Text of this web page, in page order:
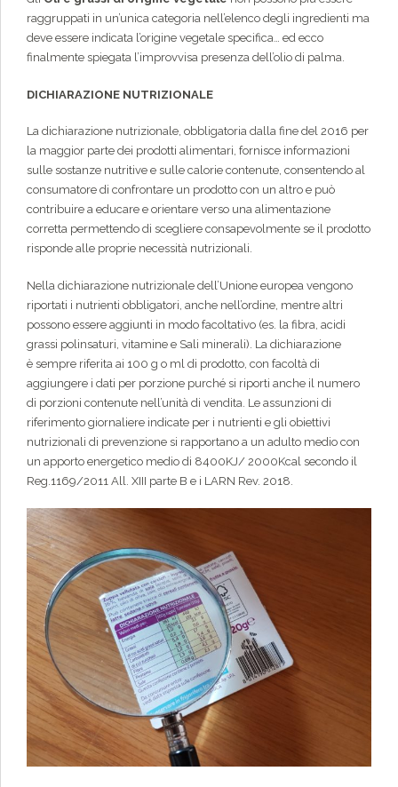
raggruppati in un’unica categoria nell’elenco degli ingredienti ma
deve essere indicata l’origine vegetale specifica… ed ecco
finalmente spiegata l’improvvisa presenza dell’olio di palma.
DICHIARAZIONE NUTRIZIONALE
La dichiarazione nutrizionale, obbligatoria dalla fine del 2016 per
la maggior parte dei prodotti alimentari, fornisce informazioni
sulle sostanze nutritive e sulle calorie contenute, consentendo al
consumatore di confrontare un prodotto con un altro e può
contribuire a educare e orientare verso una alimentazione
corretta permettendo di scegliere consapevolmente se il prodotto
risponde alle proprie necessità nutrizionali.
Nella dichiarazione nutrizionale dell’Unione europea vengono
riportati i nutrienti obbligatori, anche nell’ordine, mentre altri
possono essere aggiunti in modo facoltativo (es. la fibra, acidi
grassi polinsaturi, vitamine e Sali minerali). La dichiarazione
è sempre riferita ai 100 g o ml di prodotto, con facoltà di
aggiungere i dati per porzione purché si riporti anche il numero
di porzioni contenute nell’unità di vendita. Le assunzioni di
riferimento giornaliere indicate per i nutrienti e gli obiettivi
nutrizionali di prevenzione si rapportano a un adulto medio con
un apporto energetico medio di 8400KJ/ 2000Kcal secondo il
Reg.1169/2011 All. XIII parte B e i LARN Rev. 2018.